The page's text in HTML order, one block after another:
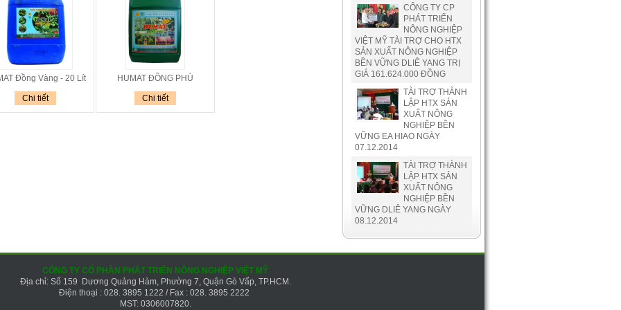
Đồng Vàng - 20 Lít
Chi tiết
HUMAT ĐỒNG PHÚ
Chi tiết
CÔNG TY CP
PHÁT TRIỂN
NÔNG NGHIỆP
VIỆT MỸ TÀI TRỢ CHO HTX
SẢN XUẤT NÔNG NGHIỆP
BỀN VỮNG DLIÊ YANG TRỊ
GIÁ 161.624.000 ĐỒNG
TÀI TRỢ THÀNH
LẬP HTX SẢN
XUẤT NÔNG
NGHIỆP BỀN
VỮNG EA HIAO NGÀY
07.12.2014
TÀI TRỢ THÀNH
LẬP HTX SẢN
XUẤT NÔNG
NGHIỆP BỀN
VỮNG DLIÊ YANG NGÀY
08.12.2014
CÔNG TY CỔ PHẦN PHÁT TRIỂN NÔNG NGHIỆP VIỆT MỸ
Địa chỉ: Số 159 Dương Quảng Hàm, Phường 7, Quận Gò Vấp, TP.HCM.
Điện thoại : 028. 3895 1222 / Fax : 028. 3895 2222
MST: 0306007820.